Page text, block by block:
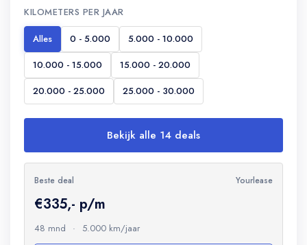
KILOMETERS PER JAAR
Alles 0 - 5.000
5.000 - 10.000
10.000 - 15.000
15.000 - 20.000
20.000 - 25.000
25.000 - 30.000
Bekijk alle 14 deals
Beste deal Yourlease
€335,- p/m
48 mnd · 5.000 km/jaar